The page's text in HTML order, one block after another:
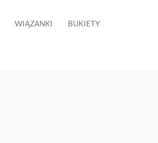
WIĄZANKI BUKIETY